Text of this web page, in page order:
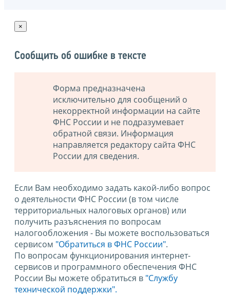
×
Сообщить об ошибке в тексте
Форма предназначена
исключительно для сообщений о
некорректной информации на сайте
ФНС России и не подразумевает
обратной связи. Информация
направляется редактору сайта ФНС
России для сведения.
Если Вам необходимо задать какой-либо вопрос
о деятельности ФНС России (в том числе
территориальных налоговых органов) или
получить разъяснения по вопросам
налогообложения - Вы можете воспользоваться
сервисом "Обратиться в ФНС России".
По вопросам функционирования интернет-
сервисов и программного обеспечения ФНС
России Вы можете обратиться в "Службу
технической поддержки".